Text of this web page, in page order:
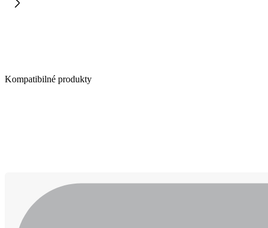
Kompatibilné produkty